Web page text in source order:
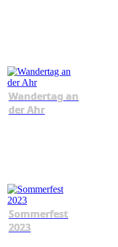
Wandertag an
der Ahr
Sommerfest
2023